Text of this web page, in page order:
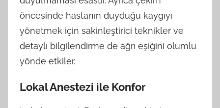
öncesinde hastanın duyduğu kaygıyı
yönetmek için sakinleştirici teknikler ve
detaylı bilgilendirme de ağrı eşiğini olumlu
yönde etkiler.
Lokal Anestezi ile Konfor